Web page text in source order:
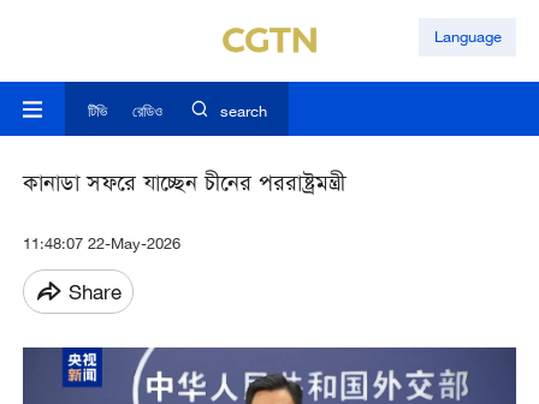
Language
টিভি রেডিও search
কানাডা সফরে যাচ্ছেন চীনের পররাষ্ট্রমন্ত্রী
11:48:07 22-May-2026
Share